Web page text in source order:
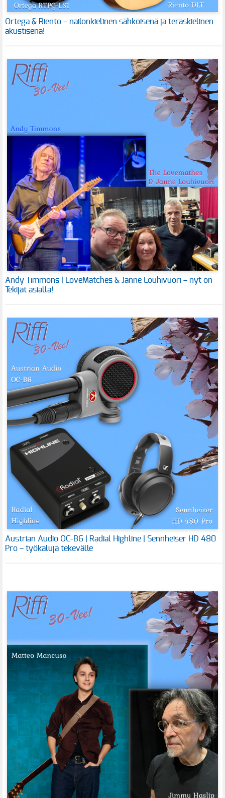
Ortega & Riento – nailonkielinen sähköisenä ja teräskielinen
akustisena!
Andy Timmons | LoveMatches & Janne Louhivuori – nyt on
Tekijät asialla!
Austrian Audio OC-B6 | Radial Highline | Sennheiser HD 480
Pro – työkaluja tekevälle